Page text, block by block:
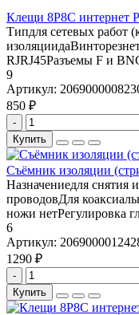
Клещи 8P8C интернет
Типдля сетевых работ
RJRJ45Разъемы F и
9
Артикул:
850 ₽
-
Купить
Съёмник изоляции
Назначениедля снятия
проводовДля
ножи нетРегулировка
6
Артикул:
1290 ₽
-
Купить